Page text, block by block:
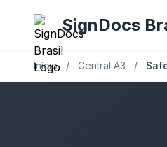
SignDocs
Início / Central A3 /